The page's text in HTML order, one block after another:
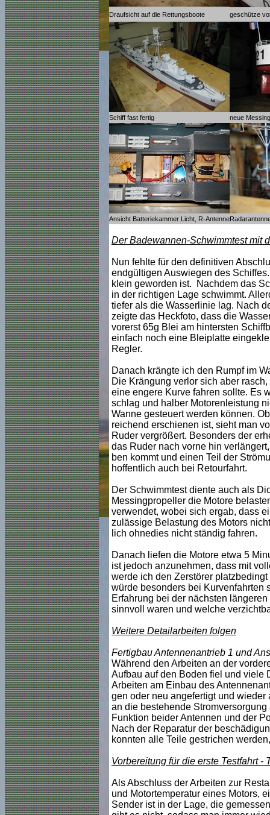
Draufsicht auf die Rettungsboote geschütze
Schiff fast fertig neue
Ansicht Batteriekammer Licht, R-Antenne
Der Badewannen-Schwimmtest mit
Nun fehlte für den definitiven
endgültigen Auswiegen des
klein geworden ist. Nachdem das
in der richtigen Lage schwimmt.
tiefer als die Wasserlinie lag. Nach
zeigte das Heckfoto, dass die
vorerst 65g Blei am hintersten
einfach noch eine Bleiplatte
Regler.
Danach krängte ich den Rumpf im
Die Krängung verlor sich aber
eine engere Kurve fahren sollte. Es
schlag und halber Motorenleistung
Wanne gesteuert werden können.
reichend erschienen ist, sieht man
Ruder vergrößert. Besonders der
das Ruder nach vorne hin
ben kommt und einen Teil der
hoffentlich auch bei Retourfahrt.
Der Schwimmtest diente auch als
Messingpropeller die Motore
verwendet, wobei sich ergab, dass
zulässige Belastung des Motors
lich ohnedies nicht ständig fahren.
Danach liefen die Motore etwa 5
ist jedoch anzunehmen, dass mit
werde ich den Zerstörer
würde besonders bei Kurvenfahrten
Erfahrung bei der nächsten
sinnvoll waren und welche
Weitere Detailarbeiten folgen
Fertigbau Antennenantrieb 1 und
Während den Arbeiten an der
Aufbau auf den Boden fiel und viele
Arbeiten am Einbau des
gen oder neu angefertigt und
an die bestehende
Funktion beider Antennen und der
Nach der Reparatur der
konnten alle Teile gestrichen
Vorbereitung für die erste Testfahrt
Als Abschluss der Arbeiten zur
und Motortemperatur eines Motors,
Sender ist in der Lage, die